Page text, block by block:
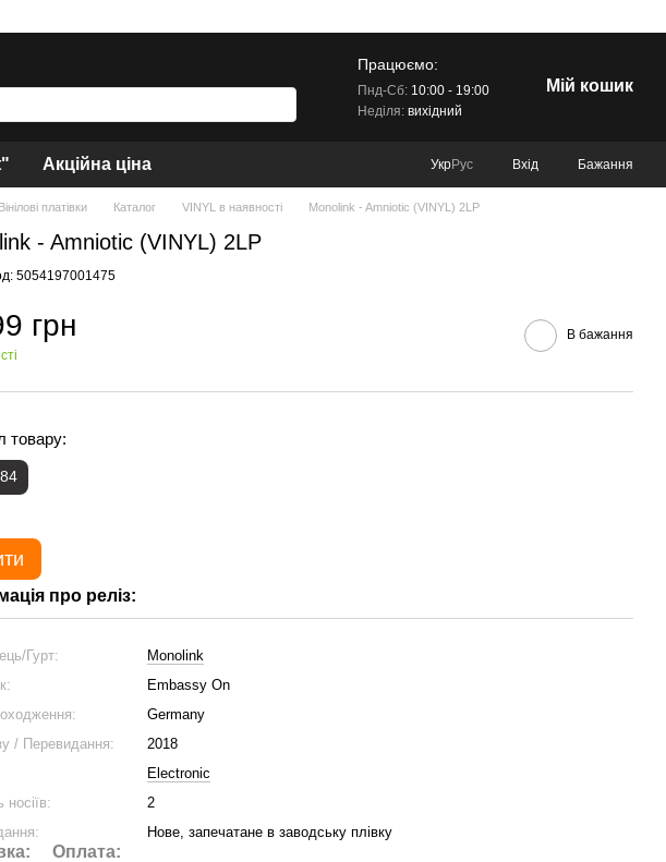
Працюємо:
Пнд-Сб:10:00 - 19:00
Неділя:вихідний
Мій кошик
Акційна ціна УкрРус Вхід Бажання
платівки Каталог VINYL в наявності Monolink - Amniotic (VINYL) 2LP
- Amniotic (VINYL) 2LP
5054197001475
грн В бажання
товару:
про реліз:
Гурт:
Monolink
Embassy On
Germany
/ Перевидання:
2018
Electronic
носіїв:
2
Нове, запечатане в заводську плівку
Оплата: